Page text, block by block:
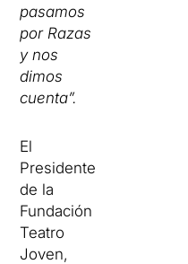
pasamos
por Razas
y nos
dimos
cuenta”.
El
Presidente
de la
Fundación
Teatro
Joven,